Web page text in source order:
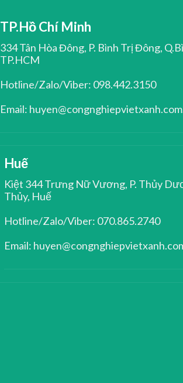
TP.Hồ Chí Minh
334 Tân Hòa Đông, P. Bình Trị Đông,
TP.HCM
Hotline/Zalo/Viber: 098.442.3150
Email:
Huế
Kiệt 344 Trưng Nữ Vương, P. Thủy
Thủy, Huế
Hotline/Zalo/Viber: 070.865.2740
Email: